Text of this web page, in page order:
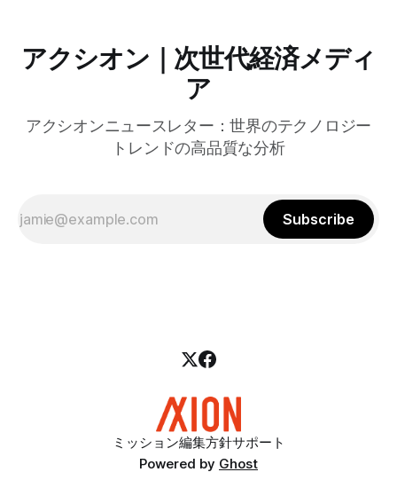
アクシオン｜次世代経済メディ
ア
アクシオンニュースレター：世界のテクノロジー
トレンドの高品質な分析
Subscribe
ミッション編集方針サポート
Powered by Ghost